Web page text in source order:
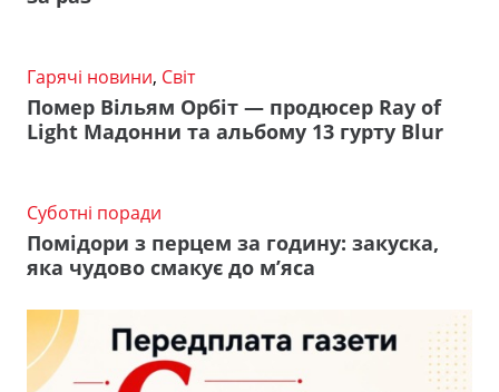
Гарячі новини, Світ
Помер Вільям Орбіт — продюсер Ray of
Light Мадонни та альбому 13 гурту Blur
Суботні поради
Помідори з перцем за годину: закуска,
яка чудово смакує до м’яса